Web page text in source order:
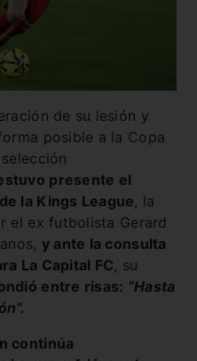
de su lesión y
posible a la Copa
presente el
la Kings League, la
el ex futbolista Gerard
y ante la consulta
La Capital FC, su
entre risas: “Hasta
continúa